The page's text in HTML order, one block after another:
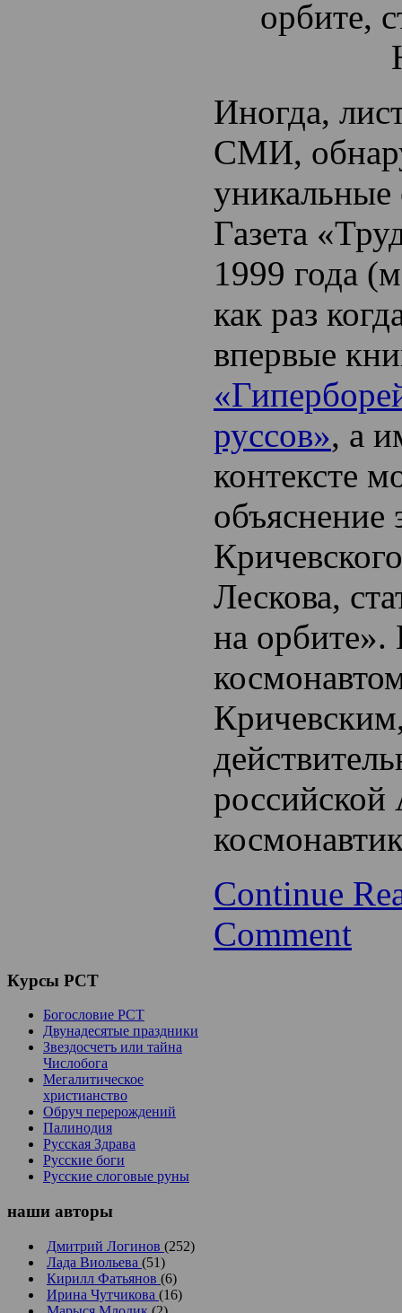
орбите,
Иногда,
СМИ,
уникальные
Газета
1999 года
как раз
впервые
руссов», а
контексте
объяснение
Лескова,
на
Continue
Comment
Курсы РСТ
Богословие РСТ
Двунадесятые праздники
Звездосчетъ или тайна
Числобога
Мегалитическое
христианство
Обруч перерождений
Палинодия
Русская Здрава
Русские боги
Русские слоговые руны
наши авторы
Дмитрий Логинов (252)
Лада Виольева (51)
Кирилл Фатьянов (6)
Ирина Чутчикова (16)